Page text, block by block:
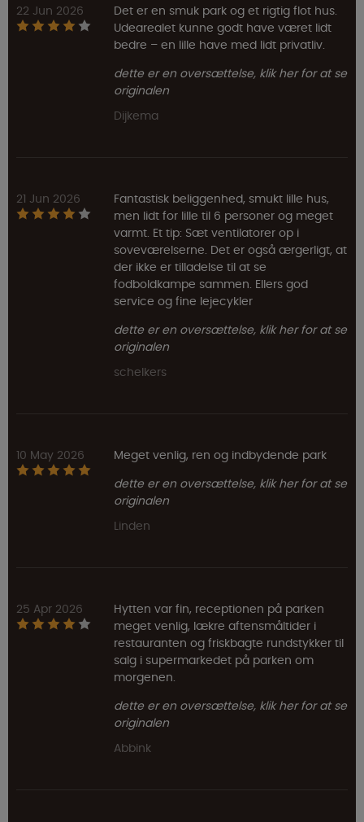
22 Jun 2026
Det er en smuk park og et rigtig flot hus.
Udearealet kunne godt have været lidt
bedre – en lille have med lidt privatliv.
dette er en oversættelse, klik her for at se
originalen
Dijkema
21 Jun 2026
Fantastisk beliggenhed, smukt lille hus,
men lidt for lille til 6 personer og meget
varmt. Et tip: Sæt ventilatorer op i
soveværelserne. Det er også ærgerligt, at
der ikke er tilladelse til at se
fodboldkampe sammen. Ellers god
service og fine lejecykler
dette er en oversættelse, klik her for at se
originalen
schelkers
10 May 2026
Meget venlig, ren og indbydende park
dette er en oversættelse, klik her for at se
originalen
Linden
25 Apr 2026
Hytten var fin, receptionen på parken
meget venlig, lækre aftensmåltider i
restauranten og friskbagte rundstykker til
salg i supermarkedet på parken om
morgenen.
dette er en oversættelse, klik her for at se
originalen
Abbink